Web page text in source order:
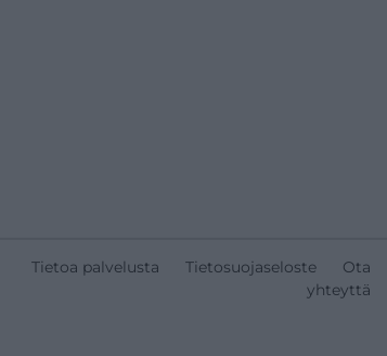
Tietoa palvelusta Tietosuojaseloste
Ota
yhteyttä